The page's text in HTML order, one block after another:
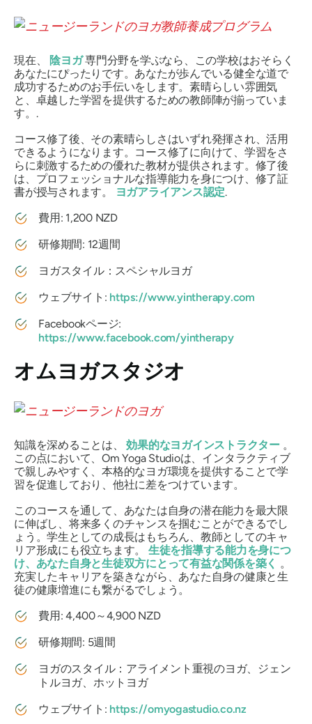
現在、 陰ヨガ専門分野を学ぶなら、この学校はおそらく
あなたにぴったりです。あなたが歩んでいる健全な道で
成功するためのお手伝いをします。素晴らしい雰囲気
と、卓越した学習を提供するための教師陣が揃っていま
す。.
コース修了後、その素晴らしさはいずれ発揮され、活用
できるようになります。コース修了に向けて、学習をさ
らに刺激するための優れた教材が提供されます。修了後
は、プロフェッショナルな指導能力を身につけ、修了証
書が授与されます。
ヨガアライアンス認定.
費用: 1,200 NZD
研修期間: 12週間
ヨガスタイル：スペシャルヨガ
ウェブサイト: https://www.yintherapy.com
Facebookページ:
https://www.facebook.com/yintherapy
オムヨガスタジオ
知識を深めることは、効果的なヨガインストラクター 。
この点において、Om Yoga Studioは、インタラクティブ
で親しみやすく、本格的なヨガ環境を提供することで学
習を促進しており、他社に差をつけています。
このコースを通して、あなたは自身の潜在能力を最大限
に伸ばし、将来多くのチャンスを掴むことができるでし
ょう。学生としての成長はもちろん、教師としてのキャ
リア形成にも役立ちます。 生徒を指導する能力を身につ
け、あなた自身と生徒双方にとって有益な関係を築く 。
充実したキャリアを築きながら、あなた自身の健康と生
徒の健康増進にも繋がるでしょう。
費用: 4,400～4,900 NZD
研修期間: 5週間
ヨガのスタイル：アライメント重視のヨガ、ジェン
トルヨガ、ホットヨガ
ウェブサイト: https://omyogastudio.co.nz